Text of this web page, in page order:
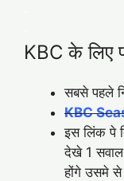
KBC के लिए
सबसे पहले
KBC
इस लिंक पे
देखे 1 सवाल
होंगे उसमे